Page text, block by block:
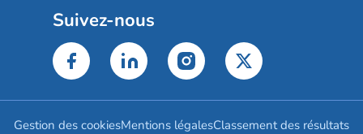
Suivez-nous
Gestion des cookiesMentions légalesClassement des résultats